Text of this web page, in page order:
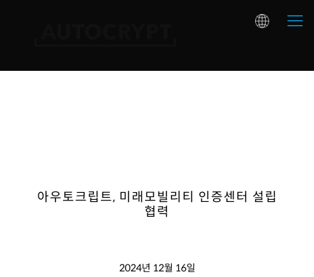
아우토크립트, 미래모빌리티 인증센터 설립
협력
2024년 12월 16일